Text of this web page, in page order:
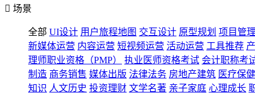
 场景
全部 UI设计 用户旅程地图 交互设计 原型规划 项目管理
新媒体运营 内容运营 短视频运营 活动运营 工具推荐
理师职业资格（PMP）
执业医师资格考试 会计职称考
制造 商务销售 媒体出版 法律法务 房地产建筑 医疗保健
知识 人文历史 投资理财 文学名著 亲子家庭 心理成长